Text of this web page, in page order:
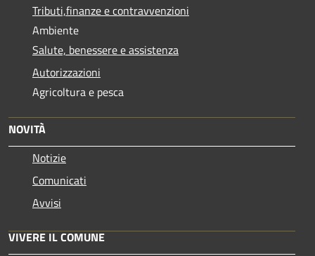
Tributi,finanze e contravvenzioni
Ambiente
Salute, benessere e assistenza
Autorizzazioni
Agricoltura e pesca
NOVITÀ
Notizie
Comunicati
Avvisi
VIVERE IL COMUNE